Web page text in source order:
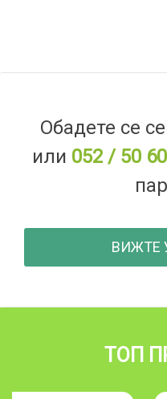
Обадете се
или 052 / 50
ВИЖТЕ
ТОП